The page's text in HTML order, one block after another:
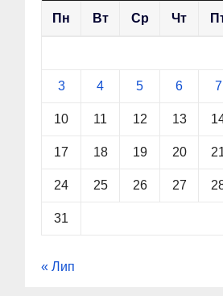
Пн Вт Ср Чт
3 4 5 6 7
10 11 12 13
17 18 19 20
24 25 26 27
31
« Лип